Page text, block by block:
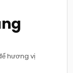
hương vị